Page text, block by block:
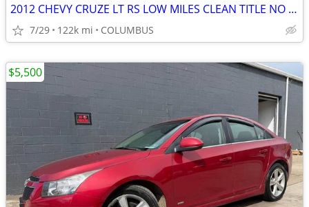
2012 CHEVY CRUZE LT RS LOW MILES CLEAN TITLE NO PROBLEMS
7/29 122k mi COLUMBUS
$5,500